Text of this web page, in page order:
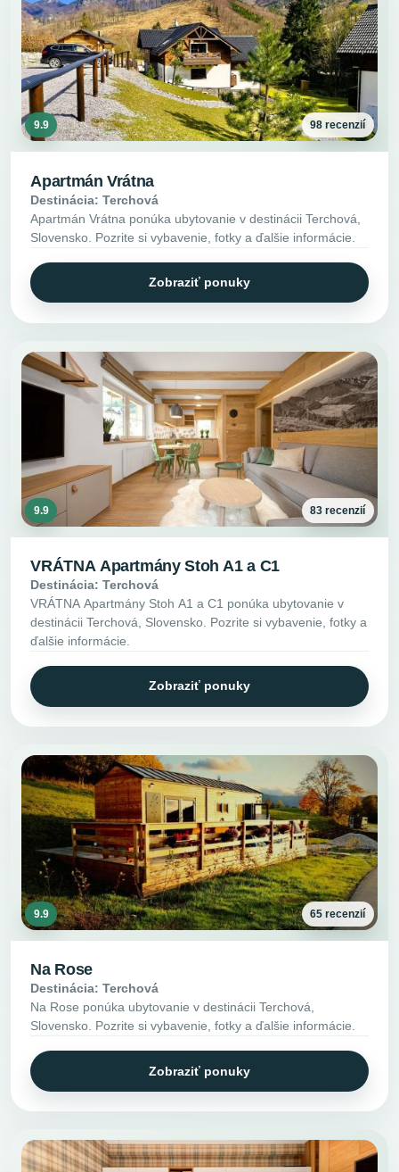
9.9 98 recenzií
Apartmán Vrátna
Destinácia: Terchová
Apartmán Vrátna ponúka ubytovanie v destinácii Terchová,
Slovensko. Pozrite si vybavenie, fotky a ďalšie informácie.
Zobraziť ponuky
9.9 83 recenzií
VRÁTNA Apartmány Stoh A1 a C1
Destinácia: Terchová
VRÁTNA Apartmány Stoh A1 a C1 ponúka ubytovanie v
destinácii Terchová, Slovensko. Pozrite si vybavenie, fotky a
ďalšie informácie.
Zobraziť ponuky
9.9 65 recenzií
Na Rose
Destinácia: Terchová
Na Rose ponúka ubytovanie v destinácii Terchová,
Slovensko. Pozrite si vybavenie, fotky a ďalšie informácie.
Zobraziť ponuky